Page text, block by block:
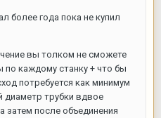
более года пока не купил
вы толком не сможете
каждому станку + что бы
потребуется как минимум
диаметр трубки вдвое
затем после объединения